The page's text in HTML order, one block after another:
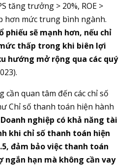
tăng trưởng > 20%, ROE >
hơn mức trung bình ngành.
phiếu sẽ mạnh hơn, nếu chỉ
thấp trong khi biên lợi
hướng mở rộng qua các quý
cần quan tâm đến các chỉ số
Chỉ số thanh toán hiện hành
Doanh nghiệp có khả năng tài
khi chỉ số thanh toán hiện
đảm bảo việc thanh toán
ngắn hạn mà không cần vay